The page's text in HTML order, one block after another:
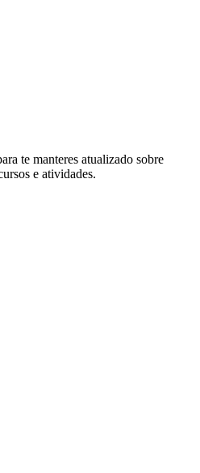
te manteres atualizado sobre
e atividades.